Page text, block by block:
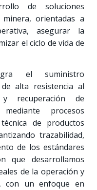
de soluciones
orientadas a
asegurar la
el ciclo de vida de
el suministro
alta resistencia al
recuperación de
procesos
de productos
trazabilidad,
de los estándares
que desarrollamos
de la operación y
con un enfoque en